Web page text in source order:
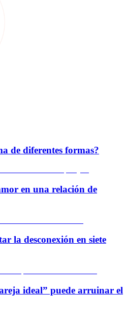
de diferentes formas?
en una relación de
la desconexión en siete
ideal” puede arruinar el